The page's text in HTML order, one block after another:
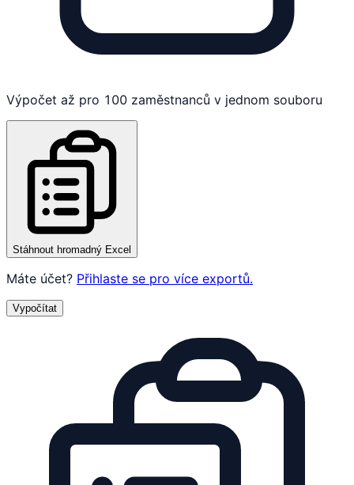
Výpočet až pro 100 zaměstnanců v jednom souboru
Stáhnout hromadný Excel
Máte účet? Přihlaste se pro více exportů.
Vypočítat